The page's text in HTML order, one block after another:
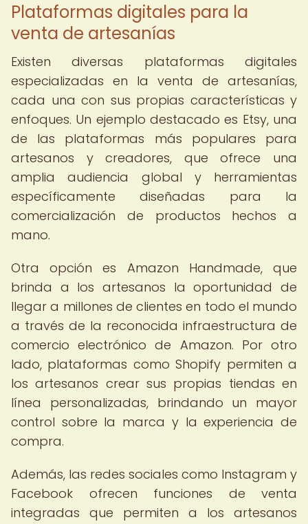
Plataformas digitales para la
venta de artesanías
Existen diversas plataformas digitales
especializadas en la venta de artesanías,
cada una con sus propias características y
enfoques. Un ejemplo destacado es Etsy, una
de las plataformas más populares para
artesanos y creadores, que ofrece una
amplia audiencia global y herramientas
específicamente diseñadas para la
comercialización de productos hechos a
mano.
Otra opción es Amazon Handmade, que
brinda a los artesanos la oportunidad de
llegar a millones de clientes en todo el mundo
a través de la reconocida infraestructura de
comercio electrónico de Amazon. Por otro
lado, plataformas como Shopify permiten a
los artesanos crear sus propias tiendas en
línea personalizadas, brindando un mayor
control sobre la marca y la experiencia de
compra.
Además, las redes sociales como Instagram y
Facebook ofrecen funciones de venta
integradas que permiten a los artesanos